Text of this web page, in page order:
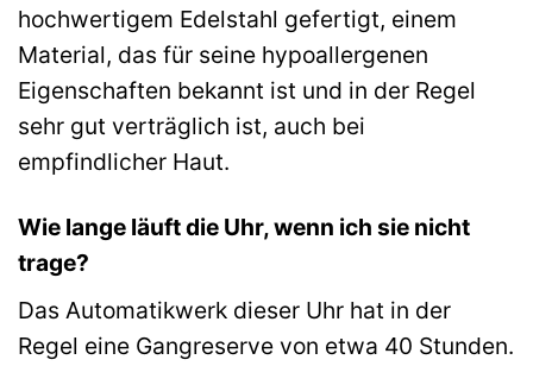
hochwertigem Edelstahl gefertigt, einem
Material, das für seine hypoallergenen
Eigenschaften bekannt ist und in der Regel
sehr gut verträglich ist, auch bei
empfindlicher Haut.
Wie lange läuft die Uhr, wenn ich sie nicht
trage?
Das Automatikwerk dieser Uhr hat in der
Regel eine Gangreserve von etwa 40 Stunden.